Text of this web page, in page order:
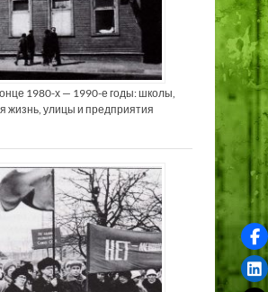
1980-х — 1990-е годы: школы,
жизнь, улицы и предприятия